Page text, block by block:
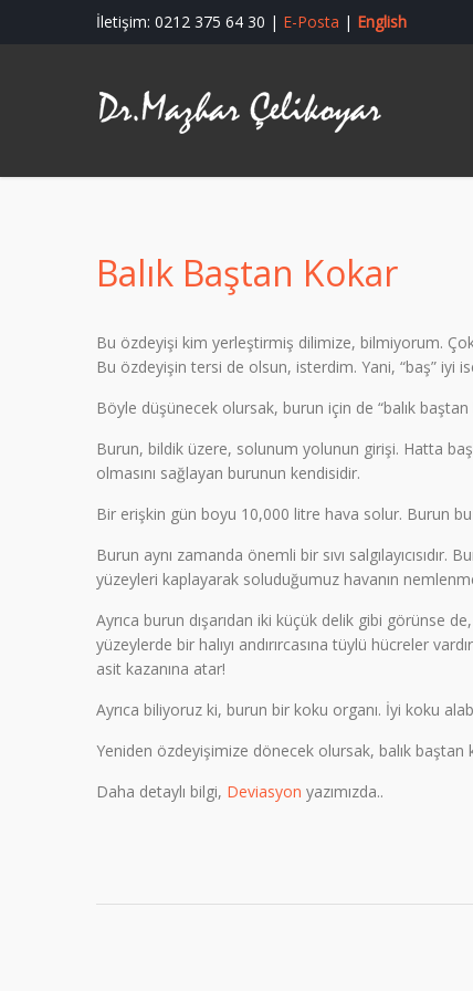
İletişim: 0212 375 64 30 | E-Posta | English
Balık Baştan Kokar
Bu özdeyişi kim yerleştirmiş dilimize, bilmiyorum.
Bu özdeyişin tersi de olsun, isterdim. Yani, “baş” iyi
Böyle düşünecek olursak, burun için de “balık baştan
Burun, bildik üzere, solunum yolunun girişi. Hatta
olmasını sağlayan burunun kendisidir.
Bir erişkin gün boyu 10,000 litre hava solur. Burun bu
Burun aynı zamanda önemli bir sıvı
yüzeyleri kaplayarak soluduğumuz havanın
Ayrıca burun dışarıdan iki küçük delik gibi görünse
yüzeylerde bir halıyı andırırcasına tüylü hücreler
asit kazanına atar!
Ayrıca biliyoruz ki, burun bir koku organı. İyi koku
Yeniden özdeyişimize dönecek olursak, balık
Daha detaylı bilgi, Deviasyon yazımızda..